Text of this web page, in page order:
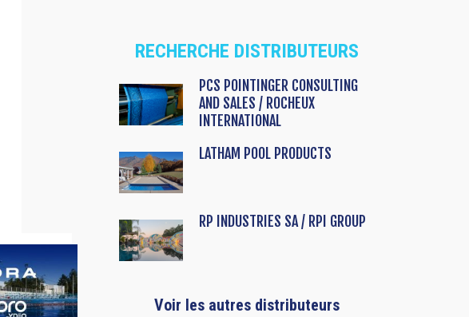
RECHERCHE DISTRIBUTEURS
PCS POINTINGER CONSULTING
AND SALES / ROCHEUX
INTERNATIONAL
LATHAM POOL PRODUCTS
RP INDUSTRIES SA / RPI GROUP
Voir les autres distributeurs